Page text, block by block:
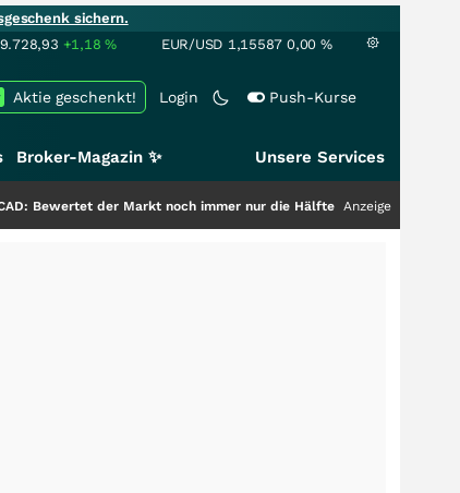
sichern.
+1,18% EUR/USD 1,15587 0,00 %
Login Push-Kurse
Aktie geschenkt!
Broker-Magazin ✨ Unsere Services
der Markt noch immer nur die Hälfte der Story?+++Anzeige